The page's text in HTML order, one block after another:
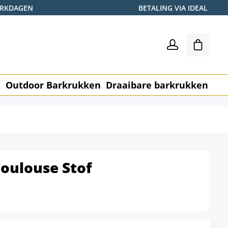
BETALING VIA IDEAL
Outdoor Barkrukken Draaibare barkrukken
Stof